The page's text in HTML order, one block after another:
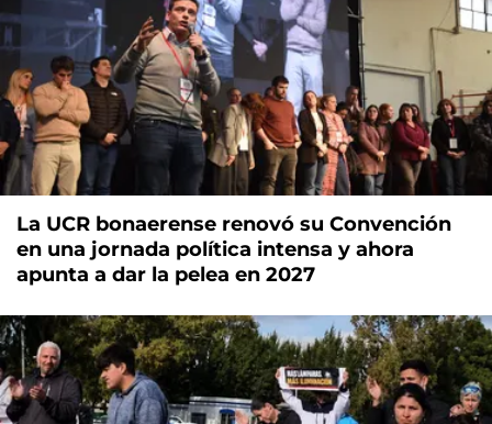
La UCR bonaerense renovó su Convención
en una jornada política intensa y ahora
apunta a dar la pelea en 2027